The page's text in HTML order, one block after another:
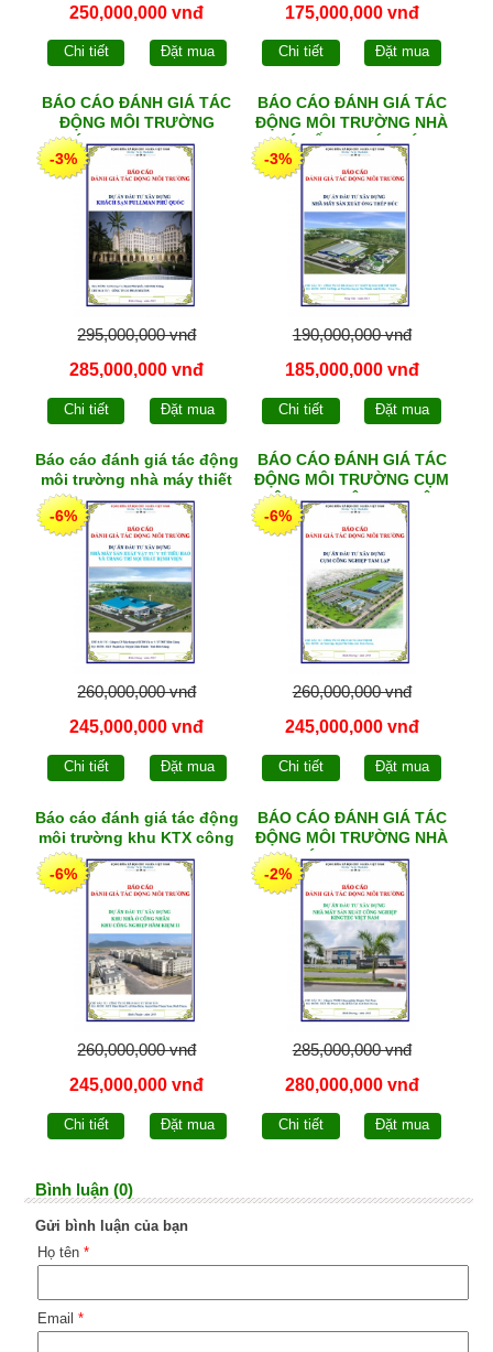
250,000,000 vnđ
Chi tiết Đặt mua
175,000,000 vnđ
Chi tiết Đặt mua
BÁO CÁO ĐÁNH GIÁ TÁC
ĐỘNG MÔI TRƯỜNG
KHÁCH SẠN PULLMAN
PHÚ QUỐC
-3%
295,000,000 vnđ
285,000,000 vnđ
Chi tiết Đặt mua
BÁO CÁO ĐÁNH GIÁ TÁC
ĐỘNG MÔI TRƯỜNG NHÀ
MÁY ỐNG THÉP ĐÚC
-3%
190,000,000 vnđ
185,000,000 vnđ
Chi tiết Đặt mua
Báo cáo đánh giá tác động
môi trường nhà máy thiết
bị y tế tiêu hao
-6%
260,000,000 vnđ
245,000,000 vnđ
Chi tiết Đặt mua
BÁO CÁO ĐÁNH GIÁ TÁC
ĐỘNG MÔI TRƯỜNG CỤM
CÔNG NGHIỆP TAM LẬP
-6%
260,000,000 vnđ
245,000,000 vnđ
Chi tiết Đặt mua
Báo cáo đánh giá tác động
môi trường khu KTX công
nhân
-6%
260,000,000 vnđ
245,000,000 vnđ
Chi tiết Đặt mua
BÁO CÁO ĐÁNH GIÁ TÁC
ĐỘNG MÔI TRƯỜNG NHÀ
MÁY KINGTECH
-2%
285,000,000 vnđ
280,000,000 vnđ
Chi tiết Đặt mua
Bình luận (0)
Gửi bình luận của bạn
Họ tên *
Email *